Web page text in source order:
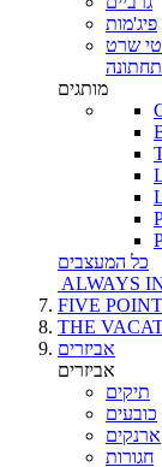
פיג'מות
טי שרט
מותגים
כל המעצבים
ALWAYS
FIVE
THE
אביזרים
אביזרים
תיקים
כובעים
ארנקים
חגורות